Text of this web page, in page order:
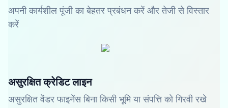
अपनी कार्यशील पूंजी का बेहतर प्रबंधन करें और तेजी से विस्तार
करें
असुरक्षित क्रेडिट लाइन
असुरक्षित वेंडर फाइनेंस बिना किसी भूमि या संपत्ति को गिरवी रखे